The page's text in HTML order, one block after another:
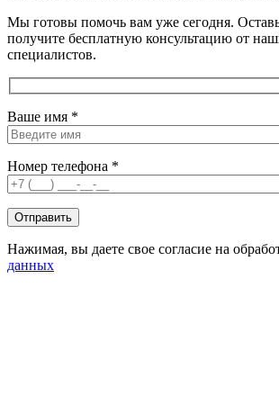
Мы готовы помочь вам уже сегодня.
получите бесплатную консультацию от
специалистов.
Ваше имя *
Номер телефона *
Нажимая, вы даете свое согласие на
данных